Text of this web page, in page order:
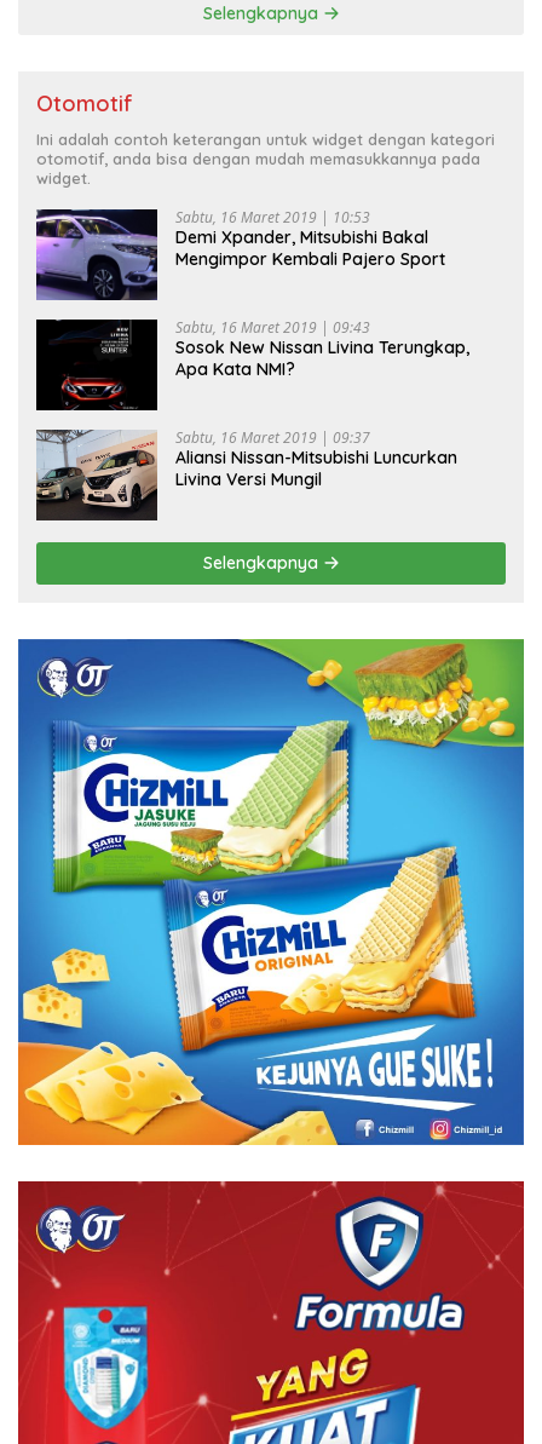
Selengkapnya
Otomotif
Ini adalah contoh keterangan untuk widget dengan kategori
otomotif, anda bisa dengan mudah memasukkannya pada
widget.
Sabtu, 16 Maret 2019 | 10:53
Demi Xpander, Mitsubishi Bakal
Mengimpor Kembali Pajero Sport
Sabtu, 16 Maret 2019 | 09:43
Sosok New Nissan Livina Terungkap,
Apa Kata NMI?
Sabtu, 16 Maret 2019 | 09:37
Aliansi Nissan-Mitsubishi Luncurkan
Livina Versi Mungil
Selengkapnya